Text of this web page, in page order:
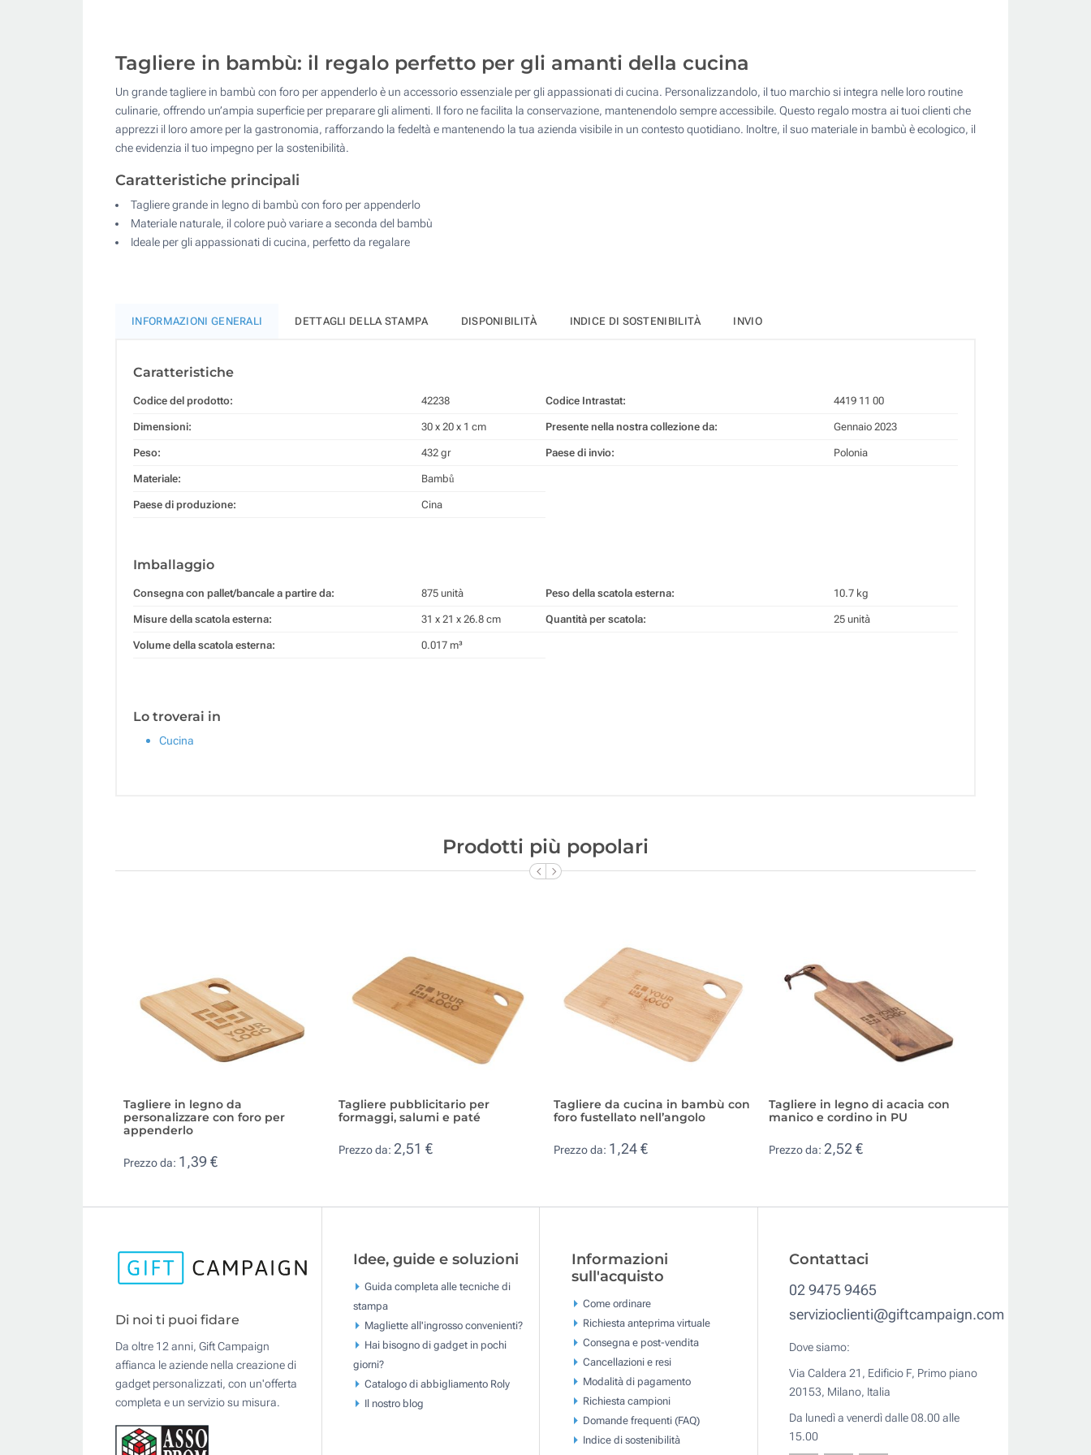
100
200
Quantità desiderata :
Tagliere in bambù: il regalo perfetto per gli amanti della cucina
Un grande tagliere in bambù con foro per appenderlo è un accessorio essenziale per gli appassionati di cucina. Personalizzandolo, il tuo marchio si integra nelle loro routine
culinarie, offrendo un’ampia superficie per preparare gli alimenti. Il foro ne facilita la conservazione, mantenendolo sempre accessibile. Questo regalo mostra ai tuoi clienti che
apprezzi il loro amore per la gastronomia, rafforzando la fedeltà e mantenendo la tua azienda visibile in un contesto quotidiano. Inoltre, il suo materiale in bambù è ecologico, il
che evidenzia il tuo impegno per la sostenibilità.
Caratteristiche principali
Tagliere grande in legno di bambù con foro per appenderlo
Materiale naturale, il colore può variare a seconda del bambù
Ideale per gli appassionati di cucina, perfetto da regalare
INFORMAZIONI GENERALI DETTAGLI DELLA STAMPA DISPONIBILITÀ INDICE DI SOSTENIBILITÀ INVIO
Caratteristiche
Codice del prodotto: 42238
Dimensioni: 30 x 20 x 1 cm
Peso: 432 gr
Materiale: Bambů
Paese di produzione: Cina
Codice Intrastat: 4419 11 00
Presente nella nostra collezione da: Gennaio 2023
Paese di invio: Polonia
Imballaggio
Consegna con pallet/bancale a partire da: 875 unità
Misure della scatola esterna: 31 x 21 x 26.8 cm
Volume della scatola esterna: 0.017 m³
Peso della scatola esterna: 10.7 kg
Quantità per scatola: 25 unità
Lo troverai in
Cucina
Prodotti più popolari
Tagliere in legno da
personalizzare con foro per
appenderlo
Prezzo da: 1,39 €
Tagliere pubblicitario per
formaggi, salumi e paté
Prezzo da: 2,51 €
Tagliere da cucina in bambù con
foro fustellato nell’angolo
Prezzo da: 1,24 €
Tagliere in legno di acacia con
manico e cordino in PU
Prezzo da: 2,52 €
Di noi ti puoi fidare
Da oltre 12 anni, Gift Campaign
affianca le aziende nella creazione di
gadget personalizzati, con un'offerta
completa e un servizio su misura.
Idee, guide e soluzioni
Guida completa alle tecniche di
stampa
Magliette all'ingrosso convenienti?
Hai bisogno di gadget in pochi
giorni?
Catalogo di abbigliamento Roly
Il nostro blog
Informazioni
sull'acquisto
Come ordinare
Richiesta anteprima virtuale
Consegna e post-vendita
Cancellazioni e resi
Modalità di pagamento
Richiesta campioni
Domande frequenti (FAQ)
Indice di sostenibilità
Contattaci
02 9475 9465
servizioclienti@giftcampaign.com
Dove siamo:
Via Caldera 21, Edificio F, Primo piano
20153, Milano, Italia
Da lunedì a venerdì dalle 08.00 alle
15.00